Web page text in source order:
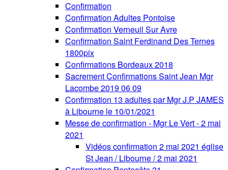
Confirmation
Confirmation Adultes Pontoise
Confirmation Verneuil Sur Avre
Confirmation Saint Ferdinand Des Ternes
1800pix
Confirmations Bordeaux 2018
Sacrement Confirmations Saint Jean Mgr
Lacombe 2019 06 09
Confirmation 13 adultes par Mgr J.P JAMES
à Libourne le 10/01/2021
Messe de confirmation - Mgr Le Vert - 2 mai
2021
Vidéos confirmation 2 mai 2021 église
St Jean / Libourne / 2 mai 2021